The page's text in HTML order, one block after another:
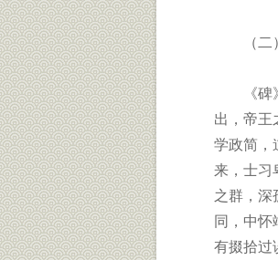
（二）
《碑》
出，帝王
学政简，
来，士习
之群，深
同，中怀
有掇拾过